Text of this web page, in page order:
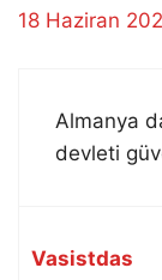
18 Haziran
Almanya
devleti
Vasistdas